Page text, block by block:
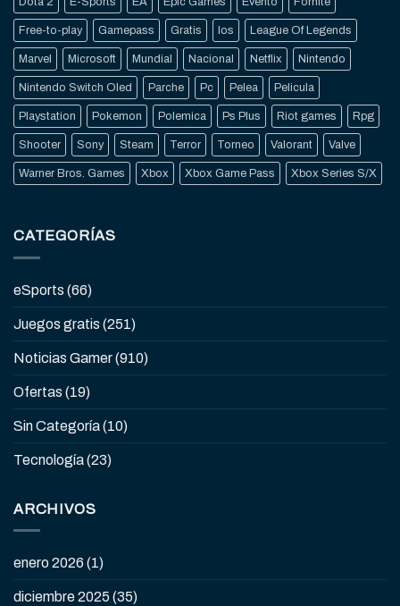
Free-to-play Gamepass Gratis Ios League Of Legends
Marvel Microsoft Mundial Nacional Netflix Nintendo
Nintendo Switch Oled Parche Pc Pelea Pelicula
Playstation Pokemon Polemica Ps Plus Riot games Rpg
Shooter Sony Steam Terror Torneo Valorant Valve
Warner Bros. Games Xbox Xbox Game Pass Xbox Series S/X
CATEGORÍAS
eSports (66)
Juegos gratis (251)
Noticias Gamer(910)
Ofertas (19)
Sin Categoría(10)
Tecnología(23)
ARCHIVOS
enero 2026 (1)
diciembre 2025 (35)